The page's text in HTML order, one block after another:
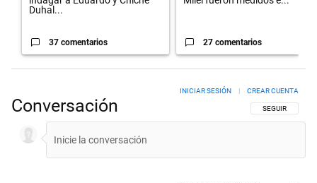
Duhal...
37 comentarios 27 comentarios
Conversación SIGA ESTA
SEGUIR
INICIAR SESIÓN | CREAR CUENTA